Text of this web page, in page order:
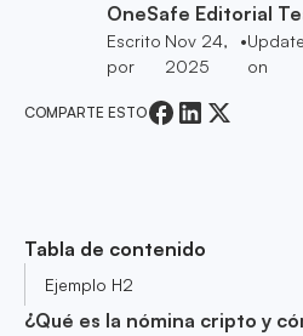
OneSafe Editorial
Escrito
por
Nov 24,
2025
•
on
COMPARTE ESTO
Tabla de contenido
Ejemplo H2
¿Qué es la nómina cripto y